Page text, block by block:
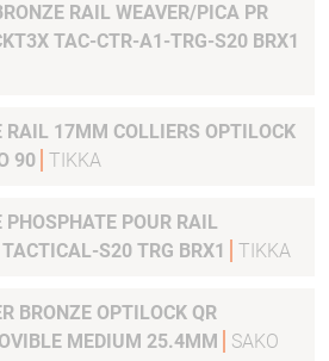
RAIL WEAVER/PICA PR
TAC-CTR-A1-TRG-S20 BRX1
OPTILOCK
90 TIKKA
POUR RAIL
S20 TRG BRX1
TIKKA
BRONZE OPTILOCK QR
MEDIUM 25.4MM
SAKO